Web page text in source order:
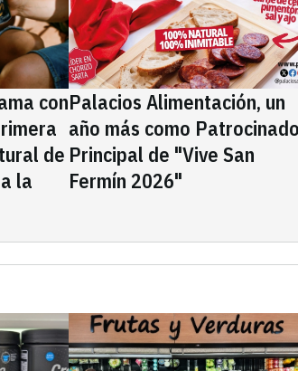
con
de
la
Palacios Alimentación, un
año más como
Principal de "Vive San
Fermín 2026"